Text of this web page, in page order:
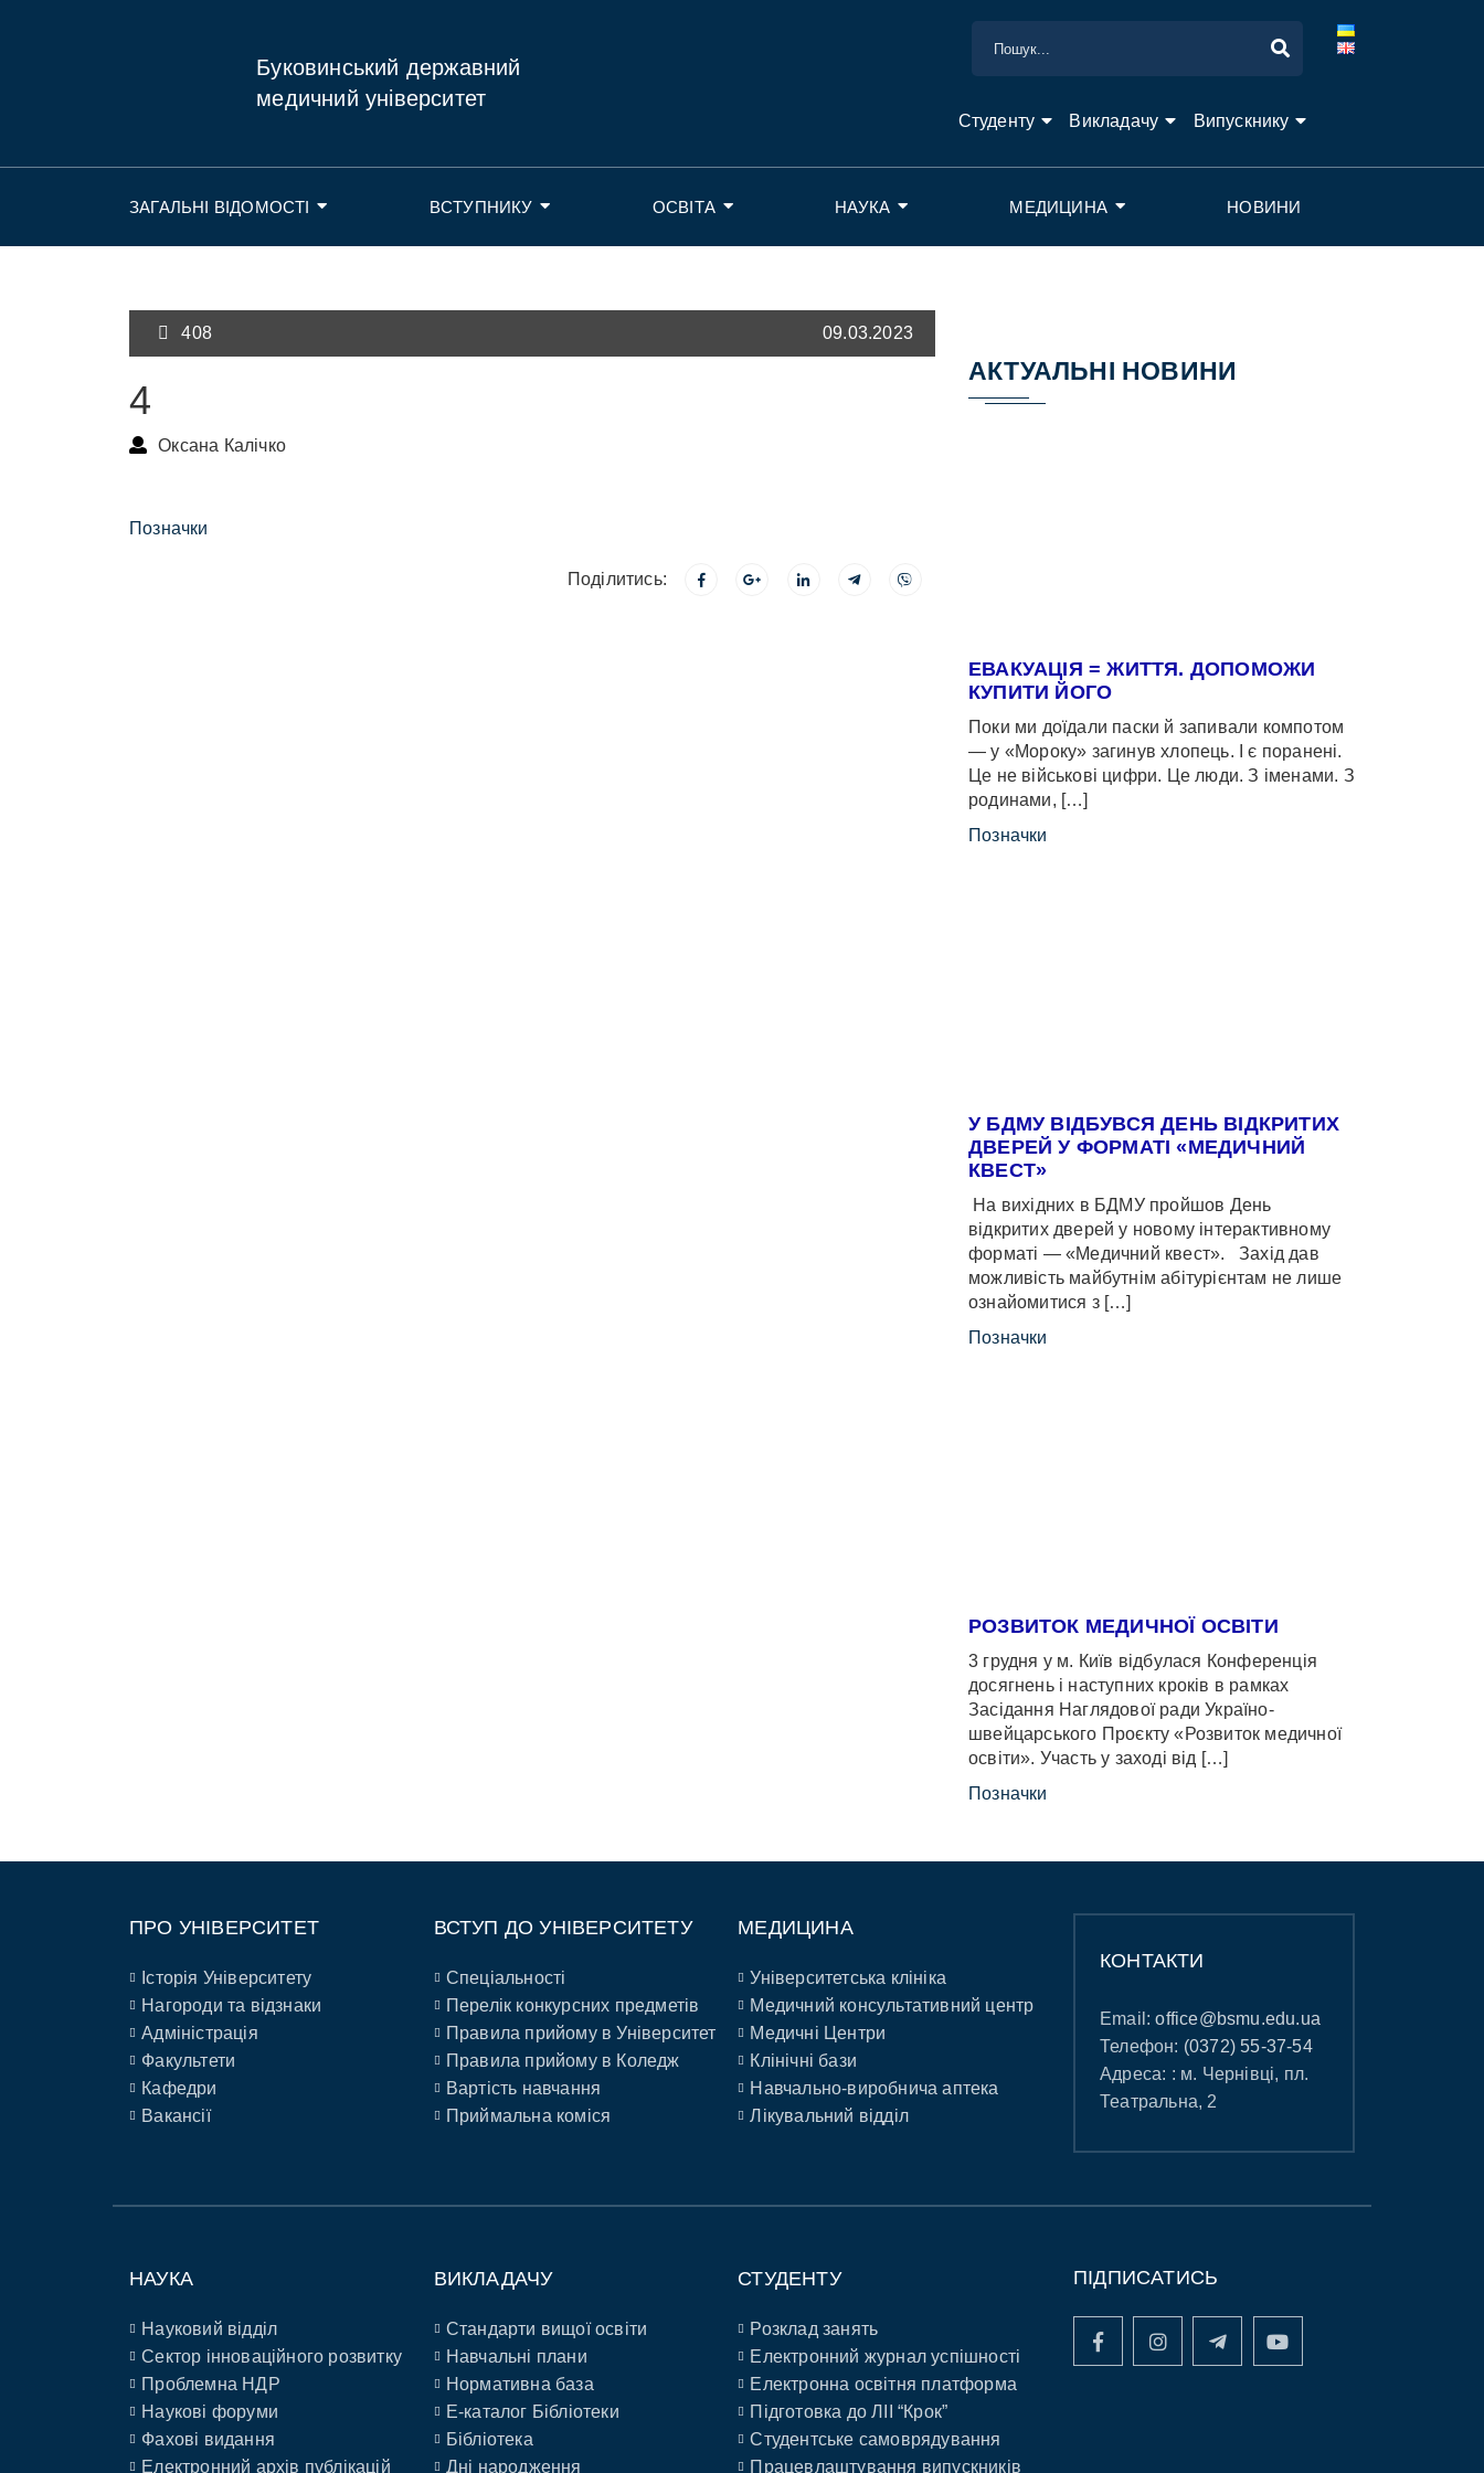
Буковинський державний
медичний університет
Студенту Викладачу Випускнику
ЗАГАЛЬНІ ВІДОМОСТІ ВСТУПНИКУ ОСВІТА НАУКА МЕДИЦИНА НОВИНИ
408 09.03.2023
4
Оксана Калічко
Позначки
Поділитись:
АКТУАЛЬНІ НОВИНИ
ЕВАКУАЦІЯ = ЖИТТЯ. ДОПОМОЖИ
КУПИТИ ЙОГО
Поки ми доїдали паски й запивали компотом
— у «Мороку» загинув хлопець. І є поранені.
Це не військові цифри. Це люди. З іменами. З
родинами, […]
Позначки
У БДМУ ВІДБУВСЯ ДЕНЬ ВІДКРИТИХ
ДВЕРЕЙ У ФОРМАТІ «МЕДИЧНИЙ
КВЕСТ»
На вихідних в БДМУ пройшов День
відкритих дверей у новому інтерактивному
форматі — «Медичний квест». Захід дав
можливість майбутнім абітурієнтам не лише
ознайомитися з […]
Позначки
РОЗВИТОК МЕДИЧНОЇ ОСВІТИ
3 грудня у м. Київ відбулася Конференція
досягнень і наступних кроків в рамках
Засідання Наглядової ради Україно-
швейцарського Проєкту «Розвиток медичної
освіти». Участь у заході від […]
Позначки
ПРО УНІВЕРСИТЕТ
Історія Університету
Нагороди та відзнаки
Адміністрація
Факультети
Кафедри
Вакансії
ВСТУП ДО УНІВЕРСИТЕТУ
Спеціальності
Перелік конкурсних предметів
Правила прийому в Університет
Правила прийому в Коледж
Вартість навчання
Приймальна коміся
МЕДИЦИНА
Університетська клініка
Медичний консультативний центр
Медичні Центри
Клінічні бази
Навчально-виробнича аптека
Лікувальний відділ
КОНТАКТИ
Email:office@bsmu.edu.ua
Телефон: (0372) 55-37-54
Адреса: : м. Чернівці, пл.
Театральна, 2
НАУКА
Науковий відділ
Сектор інноваційного розвитку
Проблемна НДР
Наукові форуми
Фахові видання
Електронний архів публікацій
ВИКЛАДАЧУ
Стандарти вищої освіти
Навчальні плани
Нормативна база
E-каталог Бібліотеки
Бібліотека
Дні народження
СТУДЕНТУ
Розклад занять
Електронний журнал успішності
Електронна освітня платформа
Підготовка до ЛІІ “Крок”
Студентське самоврядування
Працевлаштування випускників
ПІДПИСАТИСЬ